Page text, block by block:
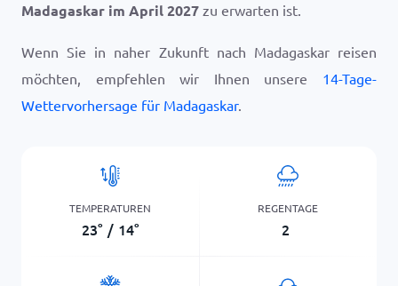
Madagaskar im April 2027 zu erwarten ist.
Wenn Sie in naher Zukunft nach Madagaskar reisen
möchten, empfehlen wir Ihnen unsere 14-Tage-
Wettervorhersage für Madagaskar.
TEMPERATUREN
23° / 14°
REGENTAGE
2